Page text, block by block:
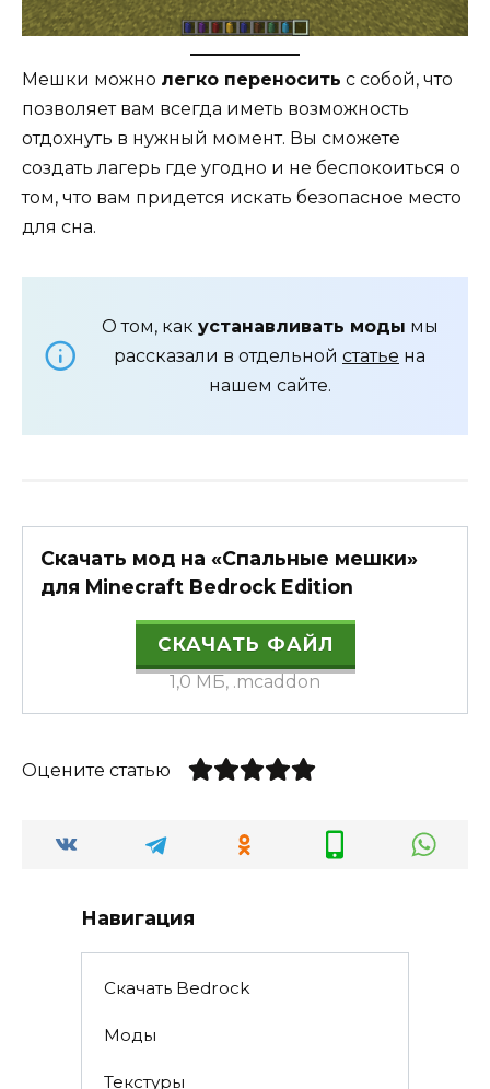
Мешки можно легко переносить с собой, что
позволяет вам всегда иметь возможность
отдохнуть в нужный момент. Вы сможете
создать лагерь где угодно и не беспокоиться о
том, что вам придется искать безопасное место
для сна.
О том, как устанавливать моды мы
рассказали в отдельной статье на
нашем сайте.
Скачать мод на «Спальные мешки»
для Minecraft Bedrock Edition
СКАЧАТЬ ФАЙЛ
1,0 МБ, .mcaddon
Оцените статью
Навигация
Скачать Bedrock
Моды
Текстуры